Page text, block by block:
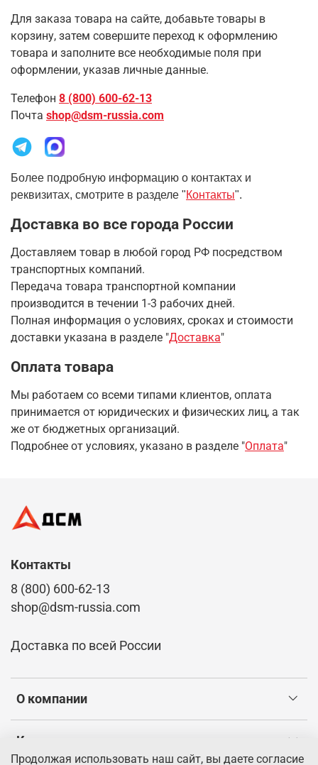
Для заказа товара на сайте, добавьте товары в
корзину, затем совершите переход к оформлению
товара и заполните все необходимые поля при
оформлении, указав личные данные.
Телефон 8 (800) 600-62-13
Почта shop@dsm-russia.com
Более подробную информацию о контактах и
реквизитах, смотрите в разделе "Контакты".
Доставка во все города России
Доставляем товар в любой город РФ посредством
транспортных компаний.
Передача товара транспортной компании
производится в течении 1-3 рабочих дней.
Полная информация о условиях, сроках и стоимости
доставки указана в разделе "Доставка"
Оплата товара
Мы работаем со всеми типами клиентов, оплата
принимается от юридических и физических лиц, а так
же от бюджетных организаций.
Подробнее от условиях, указано в разделе "Оплата"
О компании
Клиентам
Контакты
8 (800) 600-62-13
shop@dsm-russia.com
Доставка по всей России
Продолжая использовать наш сайт, вы даете согласие